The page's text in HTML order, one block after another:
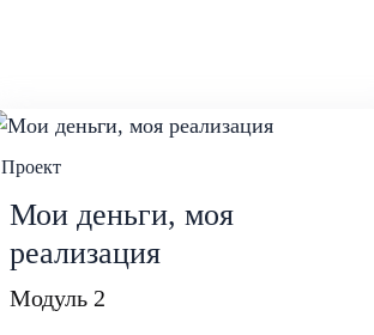
Проект
Мои деньги, моя
реализация
Модуль 2